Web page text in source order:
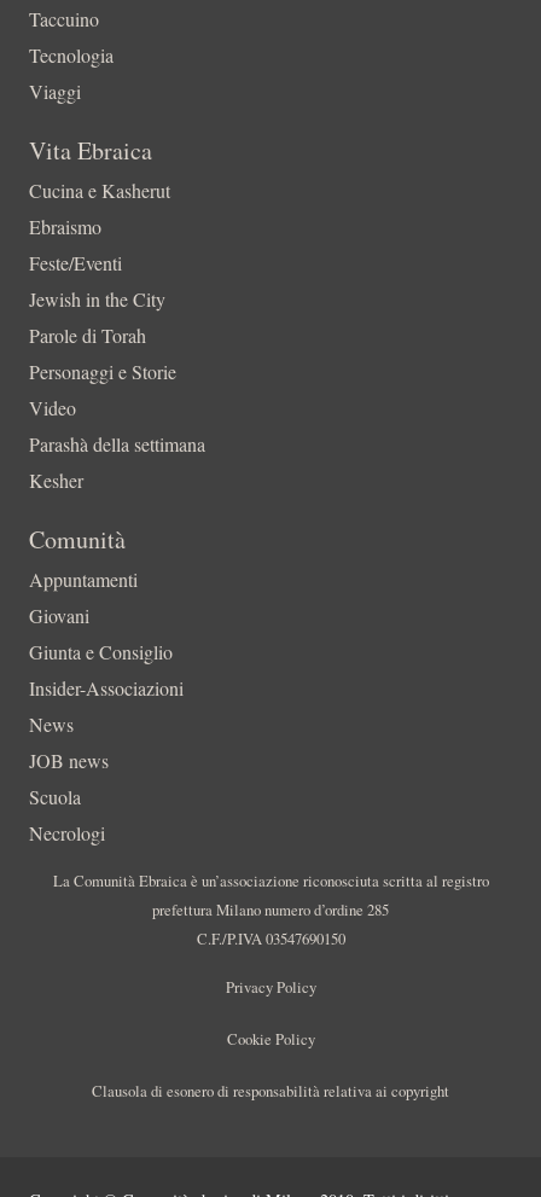
Taccuino
Tecnologia
Viaggi
Vita Ebraica
Cucina e Kasherut
Ebraismo
Feste/Eventi
Jewish in the City
Parole di Torah
Personaggi e Storie
Video
Parashà della settimana
Kesher
Comunità
Appuntamenti
Giovani
Giunta e Consiglio
Insider-Associazioni
News
JOB news
Scuola
Necrologi
La Comunità Ebraica è un’associazione riconosciuta scritta al registro
prefettura Milano numero d’ordine 285
C.F./P.IVA 03547690150
Privacy Policy
Cookie Policy
Clausola di esonero di responsabilità relativa ai copyright